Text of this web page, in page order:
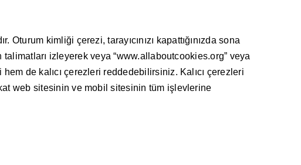
kimliği çerezi, tarayıcınızı kapattığınızda sona
talimatları izleyerek veya “www.allaboutcookies.org” veya
de kalıcı çerezleri reddedebilirsiniz. Kalıcı çerezleri
web sitesinin ve mobil sitesinin tüm işlevlerine